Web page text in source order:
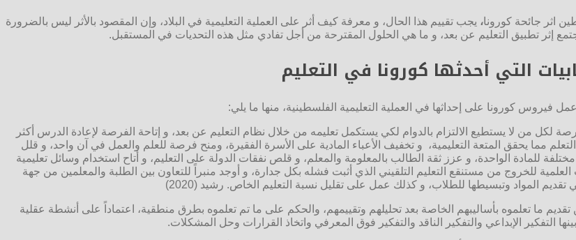
اثر جائحة كورونا، يجب تقييم هذا الحال، و معرفة كيف أثر على العملية التعليمية في البلاد، وإن المقصود بالأثر ليس بالضرورة
إثر تطبيق التعليم عن بعد، و ما هي الحلول المقترحة من أجل تفادي مثل هذه التحديات في المستقبل.
التي أحدثها كورونا في التعليم
فيروس كورونا على إحداثها في العملية التعليمية الفلسطينية، منها ما يلي:
لكل من لا يستطيع الالتزام بالدوام لكي يستكمل تعليمه من خلال نظام التعليم عن بعد، و إتاحة الفرصة لإعادة الدرس أكثر
مما يحقق المتعة التعليمية، و تخفيف الأعباء المادية على الأسرة الفقيرة، ومنح فرصة للعلم والعمل في آن واحد، و قلل
للمادة الواحدة، و عزز ثقة الطالب بالمعلومة والمعلم، و قلص نفقات الدولة على التعليم، و أتاح استخدام وسائل تعليمية
للخروج من مستنقع التعليم التلقيني الذي أثبت فشله بكل جدارة، و أوجد منبراً للتعاون بين الطلبة والمعلمين من جهة
المواد وتبسيطها للطلاب، و كذلك عمل على تقليل نسبة التعليم الخاص. رشيد (2020)
ما تعلموه بأساليبهم الخاصة بعد تحليلهم وتقييمهم، والحكم على ما تم تعلموه بطرق منطقية، اعتماداً على أنشطة عقلية
الإبداعي والتفكير الناقد والتفكير فوق المعرفي واتخاذ القرارات وحل المشكلات.